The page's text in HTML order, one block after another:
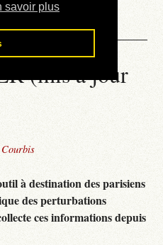
savoir plus
(mis à jour
à destination des parisiens
des perturbations
ces informations depuis